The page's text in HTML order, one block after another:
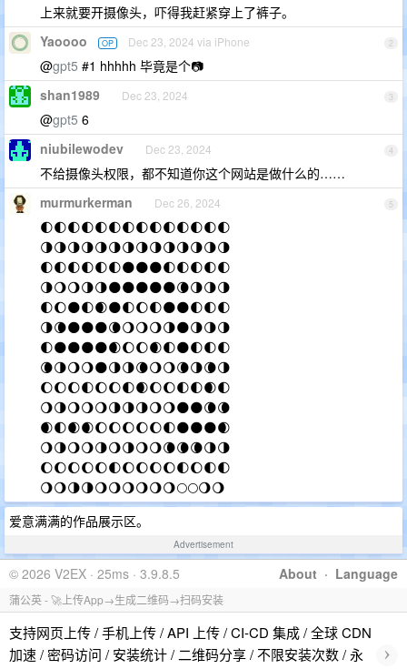
上来就要开摄像头，吓得我赶紧穿上了裤子。
2
Yaoooo OP Dec 23, 2024 via iPhone
@gpt5 #1 hhhhh 毕竟是个📷
3
shan1989 Dec 23, 2024
@gpt5 6
4
niubilewodev Dec 23, 2024
不给摄像头权限，都不知道你这个网站是做什么的……
5
murmurkerman Dec 26, 2024
🌓🌓🌓🌓🌓🌓🌓🌓🌓🌓🌓🌓🌓🌓
🌗🌗🌗🌗🌗🌗🌗🌗🌗🌗🌗🌗🌗🌗
🌓🌓🌓🌓🌓🌓🌑🌑🌑🌓🌓🌓🌓🌓
🌗🌖🌖🌗🌗🌑🌑🌑🌑🌑🌘🌗🌗🌗
🌓🌔🌑🌓🌒🌑🌓🌔🌓🌑🌑🌓🌓🌓
🌗🌘🌑🌑🌑🌘🌖🌖🌖🌗🌑🌗🌗🌗
🌓🌑🌑🌑🌑🌒🌔🌔🌒🌓🌑🌓🌓🌓
🌘🌗🌖🌖🌑🌗🌗🌘🌖🌖🌘🌗🌘🌗
🌔🌔🌔🌓🌔🌔🌓🌒🌔🌔🌓🌓🌒🌓
🌖🌗🌖🌖🌖🌗🌗🌗🌖🌖🌑🌑🌘🌘
🌒🌓🌒🌒🌔🌔🌔🌔🌔🌓🌑🌑🌑🌒
🌖🌗🌖🌖🌗🌖🌗🌖🌖🌘🌘🌘🌗🌗
🌔🌔🌔🌔🌔🌓🌔🌔🌔🌔🌓🌔🌓🌓
🌖🌖🌗🌗🌖🌖🌖🌖🌖🌖🌕🌕🌖🌖
爱意满满的作品展示区。
Advertisement
About · Language
© 2026 V2EX · 25ms · 3.9.8.5
蒲公英 - 🚀上传App→生成二维码→扫码安装
支持网页上传 / 手机上传 / API 上传 / CI-CD 集成 / 全球 CDN
加速 / 密码访问 / 安装统计 / 二维码分享 / 不限安装次数 / 永
›